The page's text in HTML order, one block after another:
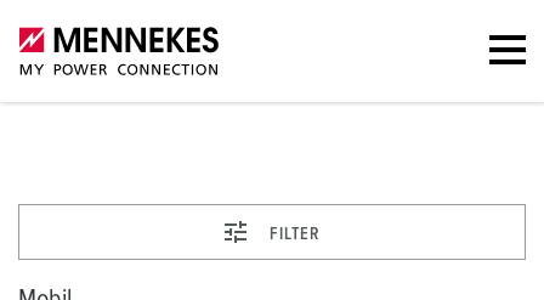
Mobil
FILTER